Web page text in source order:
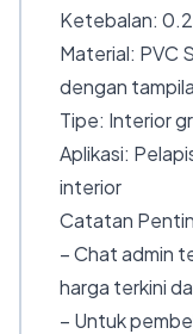
Ketebalan: 0.2
Material: PVC
dengan
Tipe: Interior
Aplikasi:
interior
Catatan
– Chat admin
harga terkini
– Untuk